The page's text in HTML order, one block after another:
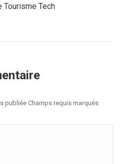
Tourisme Tech
publiée Champs requis marqués